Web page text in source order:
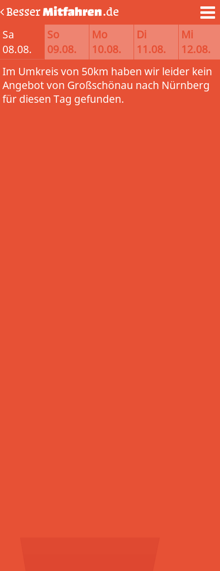
BesserMitfahren.de
Sa
08.08.
So
09.08.
Mo
10.08.
Di
11.08.
Mi
12.08.
Im Umkreis von 50km haben wir leider kein
Angebot von Großschönau nach Nürnberg
für diesen Tag gefunden.